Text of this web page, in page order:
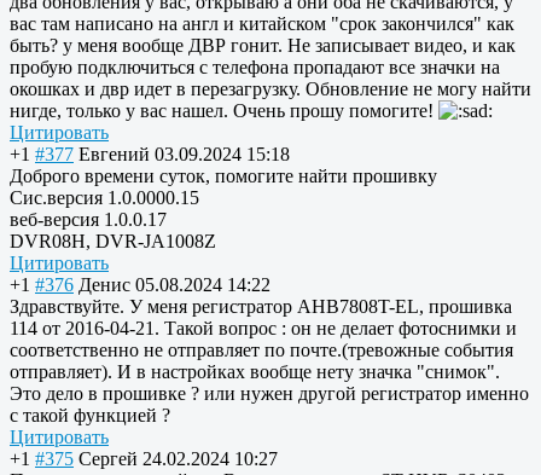
вас там написано на англ и китайском "срок закончился" как
быть? у меня вообще ДВР гонит. Не записывает видео, и как
пробую подключиться с телефона пропадают все значки на
окошках и двр идет в перезагрузку. Обновление не могу найти
нигде, только у вас нашел. Очень прошу помогите!
Цитировать
+1 #377 Евгений 03.09.2024 15:18
Доброго времени суток, помогите найти прошивку
Сис.версия 1.0.0000.15
веб-версия 1.0.0.17
DVR08H, DVR-JA1008Z
Цитировать
+1 #376 Денис 05.08.2024 14:22
Здравствуйте. У меня регистратор AHB7808T-EL, прошивка
114 от 2016-04-21. Такой вопрос : он не делает фотоснимки и
соответственно не отправляет по почте.(тревожные события
отправляет). И в настройках вообще нету значка "снимок".
Это дело в прошивке ? или нужен другой регистратор именно
с такой функцией ?
Цитировать
+1 #375 Сергей 24.02.2024 10:27